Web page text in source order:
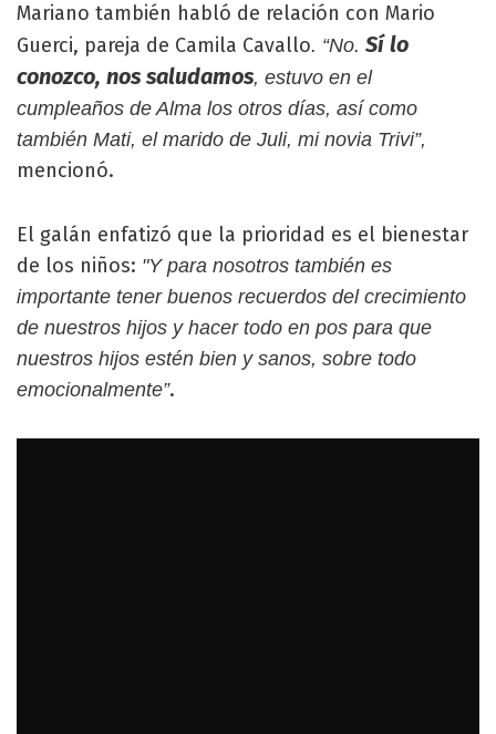
Mariano también habló de relación con Mario
Guerci, pareja de Camila Cavallo. “No. Sí lo
conozco, nos saludamos, estuvo en el
cumpleaños de Alma los otros días, así como
también Mati, el marido de Juli, mi novia Trivi”,
mencionó.
El galán enfatizó que la prioridad es el bienestar
de los niños: "Y para nosotros también es
importante tener buenos recuerdos del crecimiento
de nuestros hijos y hacer todo en pos para que
nuestros hijos estén bien y sanos, sobre todo
emocionalmente”.